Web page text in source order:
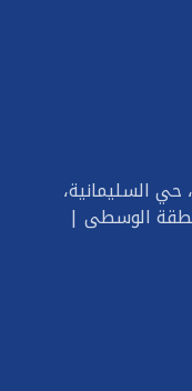
حي السليمانية،
| منطقة الوسطى |